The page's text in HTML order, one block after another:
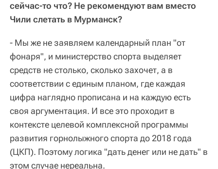
сейчас-то что? Не рекомендуют вам вместо
Чили слетать в Мурманск?
- Мы же не заявляем календарный план "от
фонаря", и министерство спорта выделяет
средств не столько, сколько захочет, а в
соответствии с единым планом, где каждая
цифра наглядно прописана и на каждую есть
своя аргументация. И все это проходит в
контексте целевой комплексной программы
развития горнолыжного спорта до 2018 года
(ЦКП). Поэтому логика "дать денег или не дать" в
этом случае нереальна.